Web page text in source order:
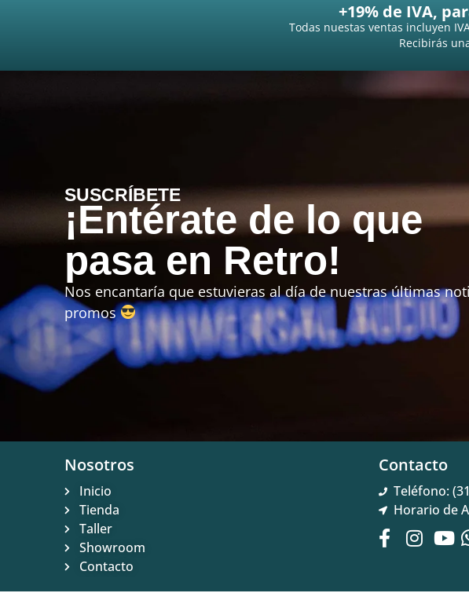
+19% de IVA,
Todas nuestas ventas incluyen
Recibirás
SUSCRÍBETE
¡Entérate de lo que
pasa en Retro!
Nos encantaría que estuvieras al día de nuestras últimas
promos
Nosotros
Inicio
Tienda
Taller
Showroom
Contacto
Contacto
Teléfono:
Horario de